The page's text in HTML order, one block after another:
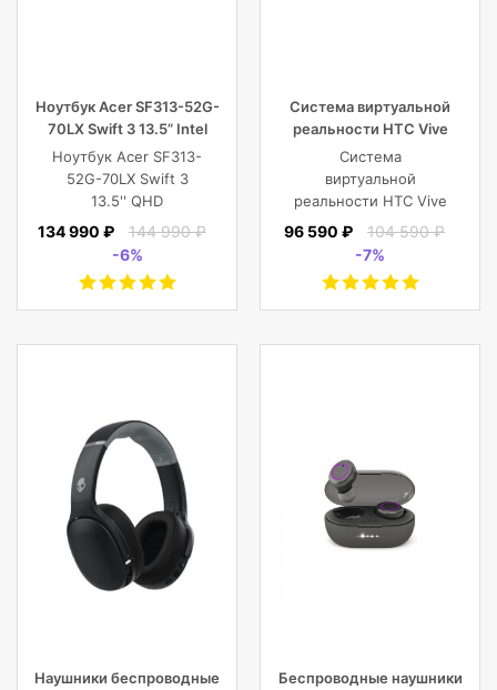
Ноутбук Acer SF313-52G-
70LX Swift 3 13.5” Intel
Core i7 16 GB 1TB SSD,
Silver
Ноутбук Acer SF313-
52G-70LX Swift 3
13.5'' QHD
(2256x1504) IPS/Intel
Core i7-1065G7
1.30GHz Quad/16
GB+1TB SSD/GF
MX350 2
134 990 ₽
144 990 ₽
-6%
Система виртуальной
реальности HTC Vive
Cosmos Elite
Система
виртуальной
реальности HTC Vive
Cosmos Elite
96 590 ₽
104 590 ₽
-7%
Наушники беспроводные
Беспроводные наушники